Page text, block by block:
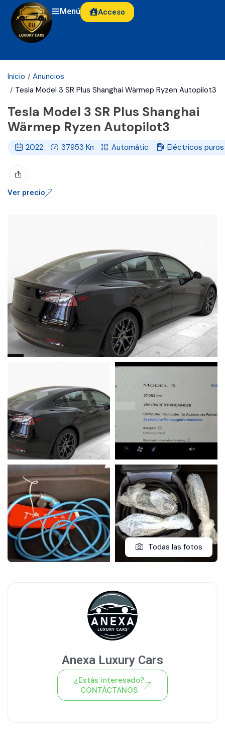
Menú Acceso
Inicio
Anuncios
Tesla Model 3 SR Plus Shanghai Wärmep Ryzen Autopilot3
Tesla Model 3 SR Plus Shanghai
Wärmep Ryzen Autopilot3
2022 37953Km Automático Eléctricos puros
Ver precio
Todas las fotos
Anexa Luxury Cars
¿Estás interesado?
CONTÁCTANOS